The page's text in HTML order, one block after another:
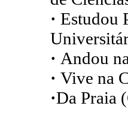
· Estudou
· Andou
· Vive na
·Da Praia